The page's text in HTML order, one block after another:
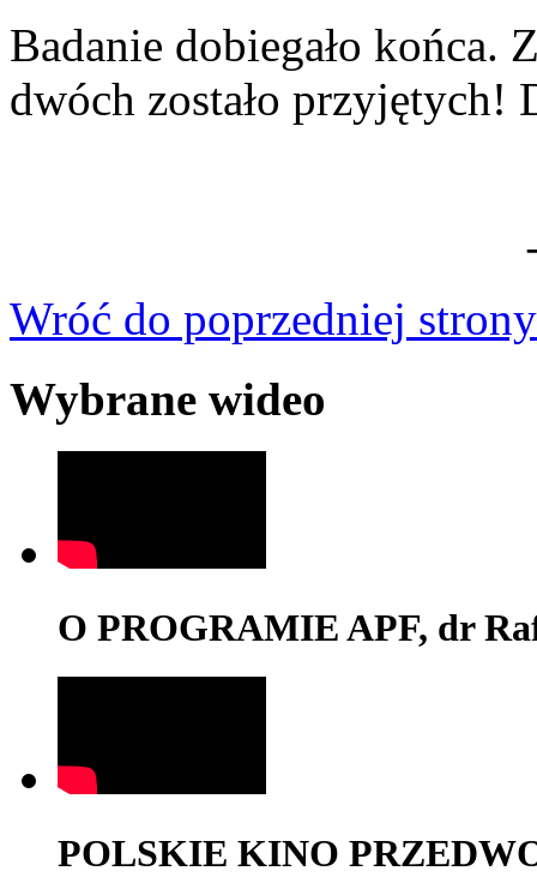
Badanie dobiegało
dwóch zostało przyjętych!
Wróć do poprzedniej strony
Wybrane wideo
O PROGRAMIE APF, dr
POLSKIE KINO